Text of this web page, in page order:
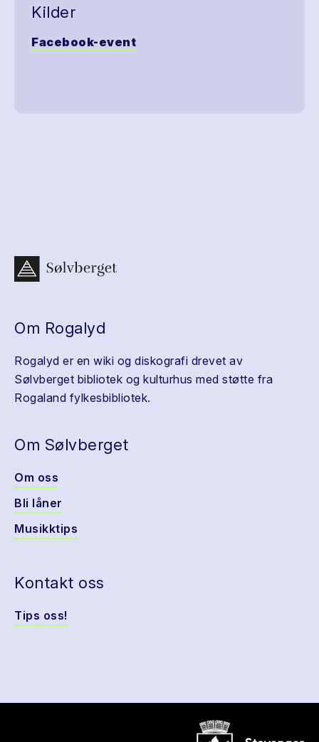
Kilder
Facebook-event
Om Rogalyd
Rogalyd er en wiki og diskografi drevet av
Sølvberget bibliotek og kulturhus med støtte fra
Rogaland fylkesbibliotek.
Om Sølvberget
Om oss
Bli låner
Musikktips
Kontakt oss
Tips oss!